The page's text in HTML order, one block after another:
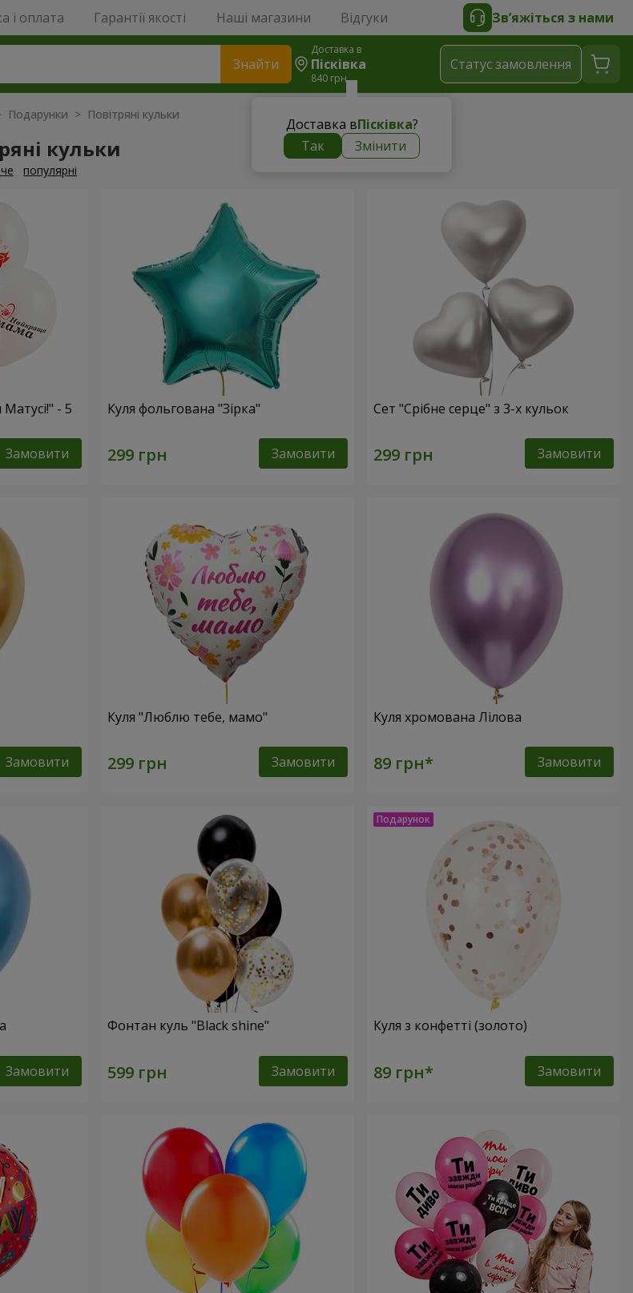
і оплата Гарантії якості Наші магазини Відгуки Зв’яжіться з нами
Знайти
Доставка в
Пісківка
840 грн
Доставка вПісківка?
Так
Змінити
Статус замовлення
Подарунки > Повітряні кульки
кульки
популярні
- 5
Замовити
Куля фольгована "Зірка"
Замовити
Сет "Срібне серце" з 3-х кульок
Замовити
Замовити
Куля "Люблю тебе, мамо"
Замовити
Куля хромована Лілова
Замовити
Замовити
Фонтан куль "Black shine"
Замовити
Куля з конфетті (золото)
Замовити